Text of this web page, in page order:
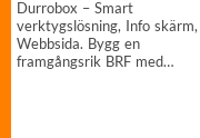
Durrobox – Smart
verktygslösning, Info skärm,
Webbsida. Bygg en
framgångsrik BRF med